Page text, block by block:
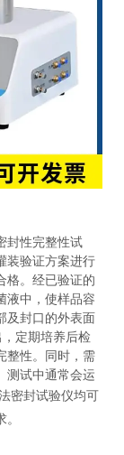
封性完整性试
装验证方案进行
格。经已验证的
液中，使样品容
及封口的外表面
定期培养后检
整性。同时，需
测试中通常会运
密封试验仪均可
。